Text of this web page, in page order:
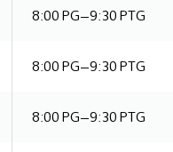
8:00 PG–9:30 PTG
8:00 PG–9:30 PTG
8:00 PG–9:30 PTG